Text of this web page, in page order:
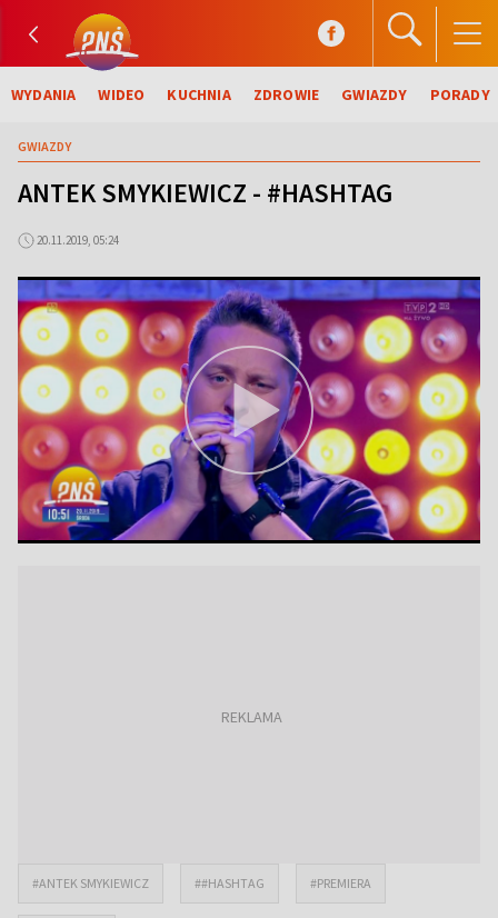
WYDANIA WIDEO KUCHNIA ZDROWIE GWIAZDY PORADY
GWIAZDY
ANTEK SMYKIEWICZ - #HASHTAG
20.11.2019, 05:24
#ANTEK SMYKIEWICZ ##HASHTAG #PREMIERA